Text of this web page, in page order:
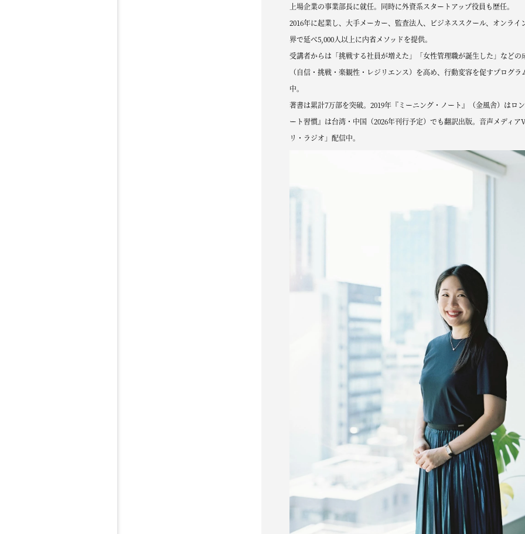
上場企業の事業部長に就任。同時に外資系スタートアップ役員も歴任。
2016年に起業し、大手メーカー、監査法人、ビジネススクール、オンラ
界で延べ5,000人以上に内省メソッドを提供。
受講者からは「挑戦する社員が増えた」「女性管理職が誕生した」など
（自信・挑戦・楽観性・レジリエンス）を高め、行動変容を促すプログ
中。
著書は累計7万部を突破。2019年『ミーニング・ノート』（金風舎）はロ
ート習慣』は台湾・中国（2026年刊行予定）でも翻訳出版。音声メディ
リ・ラジオ」配信中。